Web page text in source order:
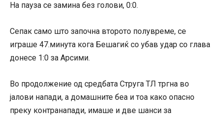
На пауза се замина без голови, 0:0.
Сепак само што започна второто полувреме, се
играше 47.минута кога Бешагиќ со убав удар со глава
донесе 1:0 за Арсими.
Во продолжение од средбата Струга ТЛ тргна во
јалови напади, а домашните беа и тоа како опасно
преку контранапади, имаше и две шанси за